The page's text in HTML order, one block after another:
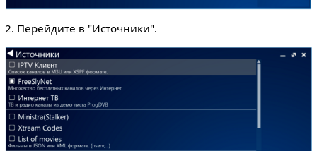
2. Перейдите в "Источники".